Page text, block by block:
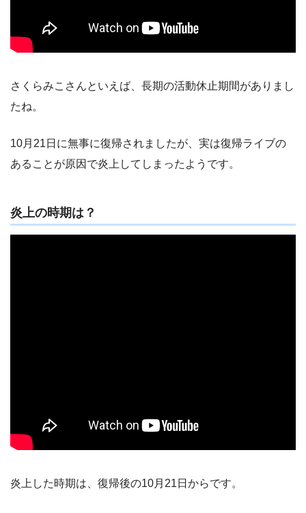
さくらみこさんといえば、長期の活動休止期間がありまし
たね。
10月21日に無事に復帰されましたが、実は復帰ライブの
あることが原因で炎上してしまったようです。
炎上の時期は？
炎上した時期は、復帰後の10月21日からです。